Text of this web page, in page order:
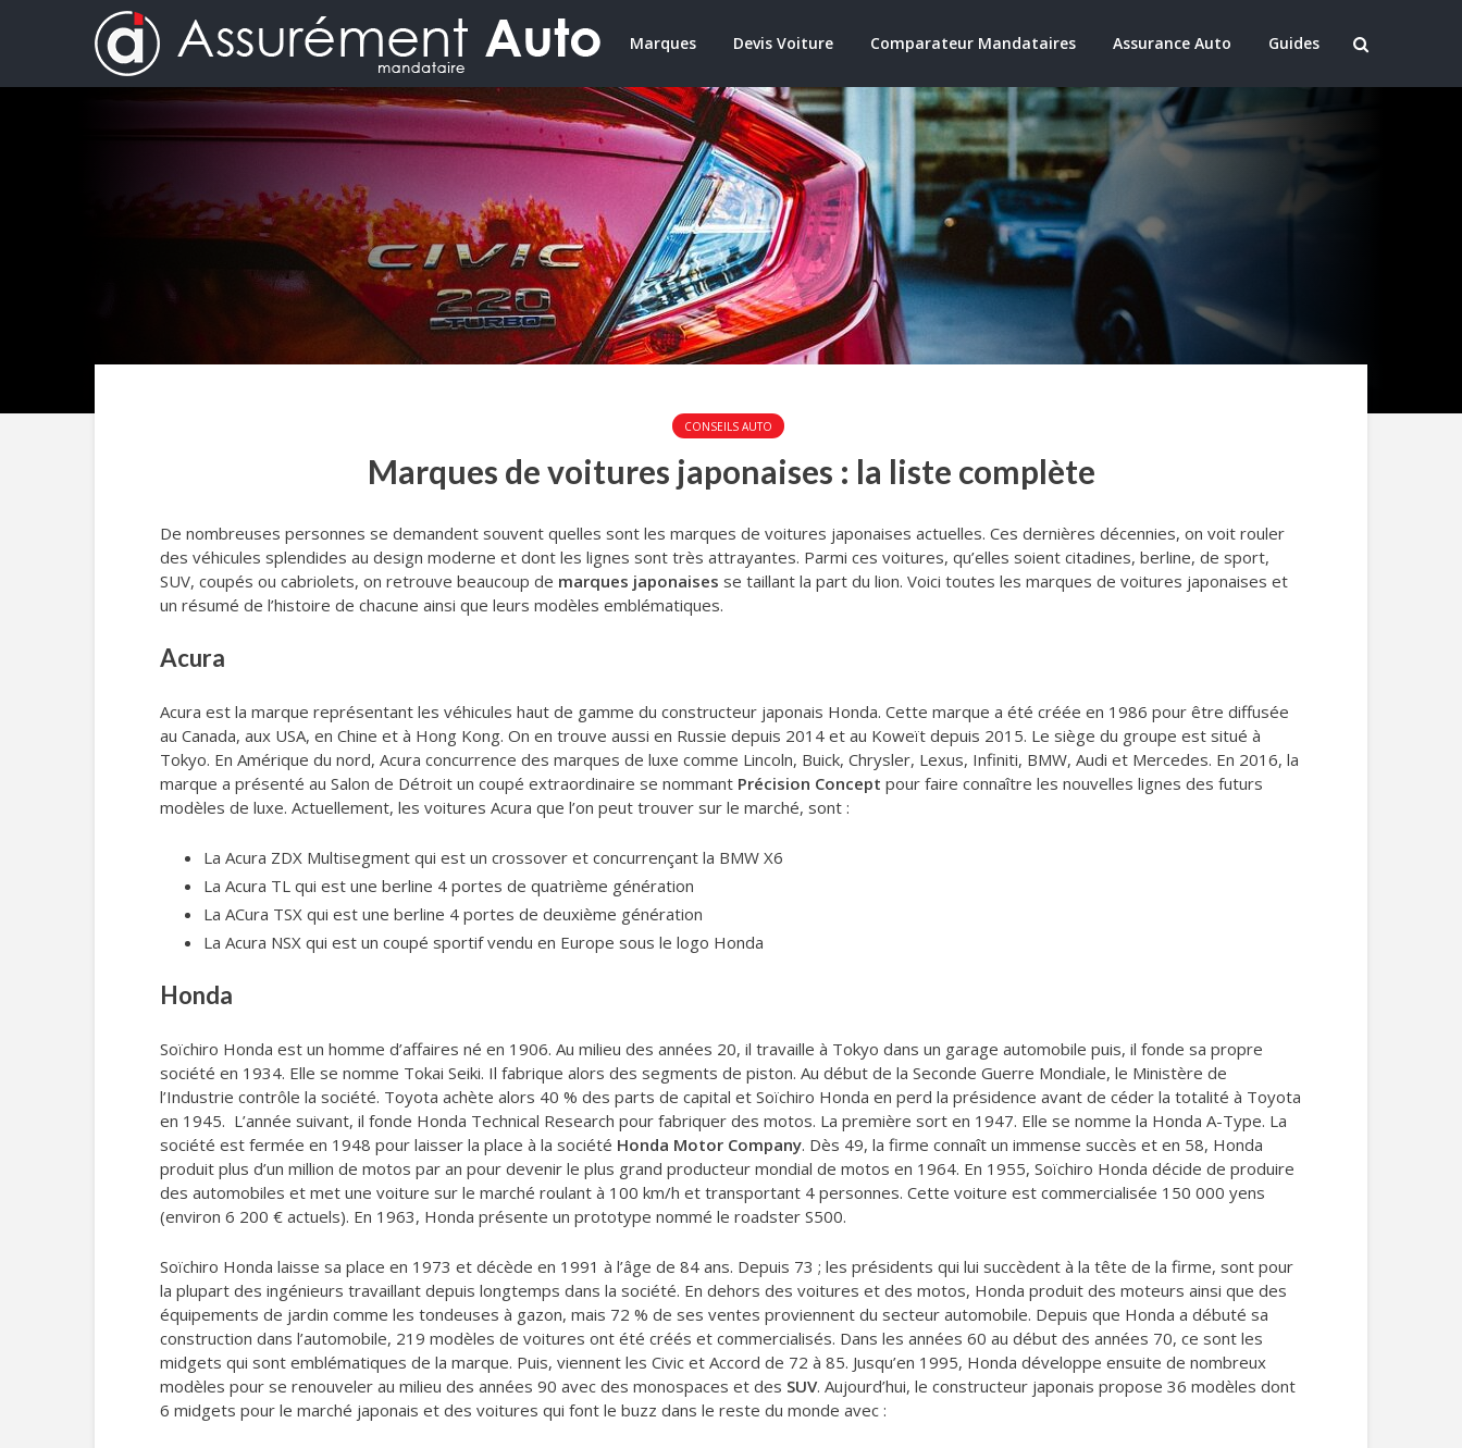
Marques Devis Voiture Comparateur Mandataires Assurance Auto Guides
CONSEILS AUTO
Marques de voitures japonaises : la liste complète
De nombreuses personnes se demandent souvent quelles sont les marques de voitures japonaises actuelles. Ces dernières décennies, on voit rouler
des véhicules splendides au design moderne et dont les lignes sont très attrayantes. Parmi ces voitures, qu’elles soient citadines, berline, de sport,
SUV, coupés ou cabriolets, on retrouve beaucoup de marques japonaises se taillant la part du lion. Voici toutes les marques de voitures japonaises et
un résumé de l’histoire de chacune ainsi que leurs modèles emblématiques.
Acura
Acura est la marque représentant les véhicules haut de gamme du constructeur japonais Honda. Cette marque a été créée en 1986 pour être diffusée
au Canada, aux USA, en Chine et à Hong Kong. On en trouve aussi en Russie depuis 2014 et au Koweït depuis 2015. Le siège du groupe est situé à
Tokyo. En Amérique du nord, Acura concurrence des marques de luxe comme Lincoln, Buick, Chrysler, Lexus, Infiniti, BMW, Audi et Mercedes. En 2016, la
marque a présenté au Salon de Détroit un coupé extraordinaire se nommant Précision Concept pour faire connaître les nouvelles lignes des futurs
modèles de luxe. Actuellement, les voitures Acura que l’on peut trouver sur le marché, sont :
La Acura ZDX Multisegment qui est un crossover et concurrençant la BMW X6
La Acura TL qui est une berline 4 portes de quatrième génération
La ACura TSX qui est une berline 4 portes de deuxième génération
La Acura NSX qui est un coupé sportif vendu en Europe sous le logo Honda
Honda
Soïchiro Honda est un homme d’affaires né en 1906. Au milieu des années 20, il travaille à Tokyo dans un garage automobile puis, il fonde sa propre
société en 1934. Elle se nomme Tokai Seiki. Il fabrique alors des segments de piston. Au début de la Seconde Guerre Mondiale, le Ministère de
l’Industrie contrôle la société. Toyota achète alors 40 % des parts de capital et Soïchiro Honda en perd la présidence avant de céder la totalité à Toyota
en 1945. L’année suivant, il fonde Honda Technical Research pour fabriquer des motos. La première sort en 1947. Elle se nomme la Honda A-Type. La
société est fermée en 1948 pour laisser la place à la société Honda Motor Company. Dès 49, la firme connaît un immense succès et en 58, Honda
produit plus d’un million de motos par an pour devenir le plus grand producteur mondial de motos en 1964. En 1955, Soïchiro Honda décide de produire
des automobiles et met une voiture sur le marché roulant à 100 km/h et transportant 4 personnes. Cette voiture est commercialisée 150 000 yens
(environ 6 200 € actuels). En 1963, Honda présente un prototype nommé le roadster S500.
Soïchiro Honda laisse sa place en 1973 et décède en 1991 à l’âge de 84 ans. Depuis 73 ; les présidents qui lui succèdent à la tête de la firme, sont pour
la plupart des ingénieurs travaillant depuis longtemps dans la société. En dehors des voitures et des motos, Honda produit des moteurs ainsi que des
équipements de jardin comme les tondeuses à gazon, mais 72 % de ses ventes proviennent du secteur automobile. Depuis que Honda a débuté sa
construction dans l’automobile, 219 modèles de voitures ont été créés et commercialisés. Dans les années 60 au début des années 70, ce sont les
midgets qui sont emblématiques de la marque. Puis, viennent les Civic et Accord de 72 à 85. Jusqu’en 1995, Honda développe ensuite de nombreux
modèles pour se renouveler au milieu des années 90 avec des monospaces et des SUV. Aujourd’hui, le constructeur japonais propose 36 modèles dont
6 midgets pour le marché japonais et des voitures qui font le buzz dans le reste du monde avec :